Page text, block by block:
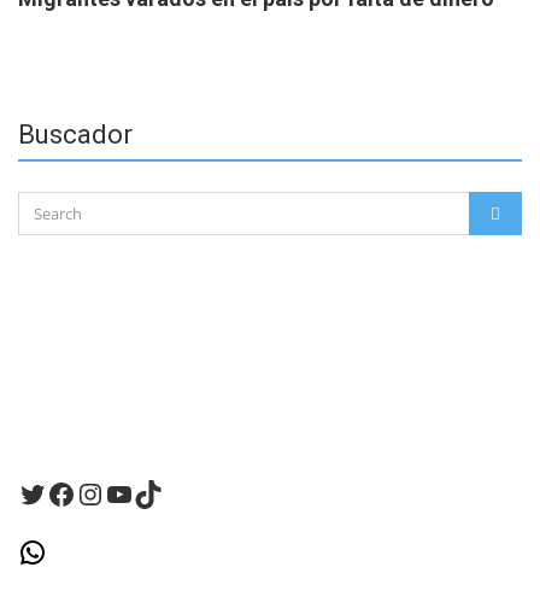
Buscador
Search
for:
Twitter
Facebook
Instagram
YouTube
TikTok
WhatsApp